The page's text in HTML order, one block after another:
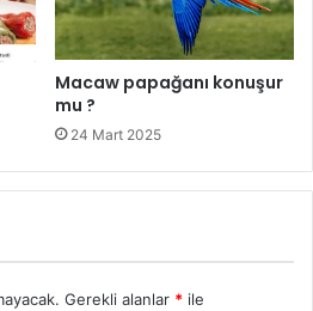
Macaw papağanı konuşur
mu ?
24 Mart 2025
Gerekli alanlar * ile